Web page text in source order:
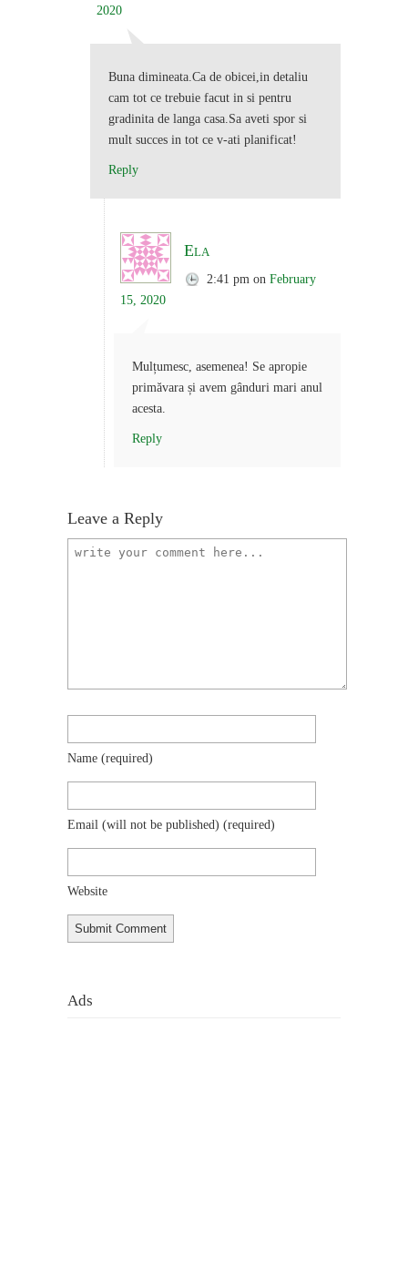
2020
Buna dimineata.Ca de obicei,in detaliu
cam tot ce trebuie facut in si pentru
gradinita de langa casa.Sa aveti spor si
mult succes in tot ce v-ati planificat!
Reply
Ela
2:41 pm on February
15, 2020
Mulțumesc, asemenea! Se apropie
primăvara și avem gânduri mari anul
acesta.
Reply
Leave a Reply
Name (required)
Email (will not be published) (required)
Website
Ads